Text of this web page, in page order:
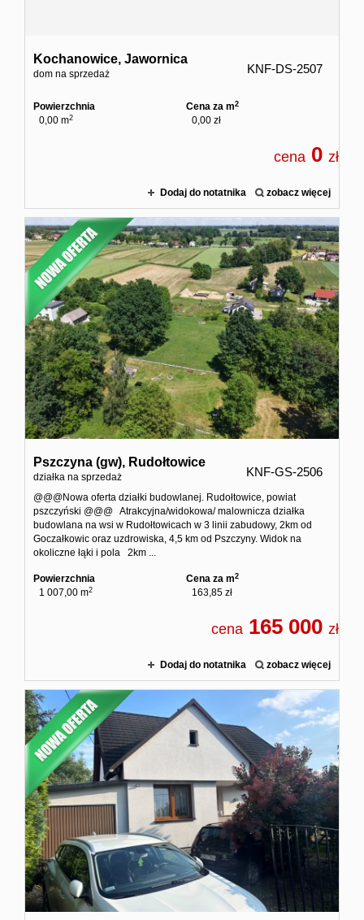
Kochanowice, Jawornica
dom na sprzedaż KNF-DS-2507
Powierzchnia
0,00 m2
Cena za m2
0,00 zł
cena 0 zł
Dodaj do notatnika zobacz więcej
Pszczyna (gw), Rudołtowice
działka na sprzedaż KNF-GS-2506
@@@Nowa oferta działki budowlanej. Rudołtowice, powiat
pszczyński @@@ Atrakcyjna/widokowa/ malownicza działka
budowlana na wsi w Rudołtowicach w 3 linii zabudowy, 2km od
Goczałkowic oraz uzdrowiska, 4,5 km od Pszczyny. Widok na
okoliczne łąki i pola 2km ...
Powierzchnia
1 007,00 m2
Cena za m2
163,85 zł
cena 165 000 zł
Dodaj do notatnika zobacz więcej